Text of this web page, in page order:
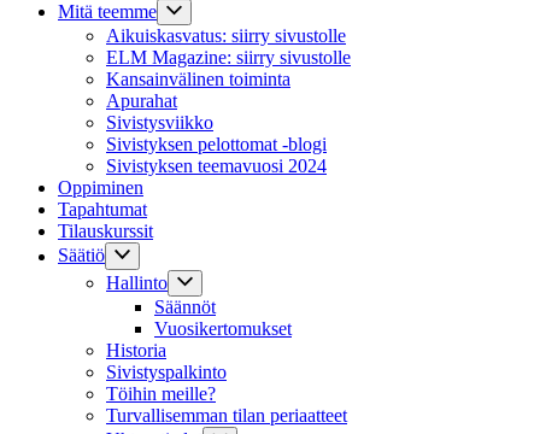
Mitä teemme
Aikuiskasvatus: siirry sivustolle
ELM Magazine: siirry sivustolle
Kansainvälinen toiminta
Apurahat
Sivistysviikko
Sivistyksen pelottomat -blogi
Sivistyksen teemavuosi 2024
Oppiminen
Tapahtumat
Tilauskurssit
Säätiö
Hallinto
Säännöt
Vuosikertomukset
Historia
Sivistyspalkinto
Töihin meille?
Turvallisemman tilan periaatteet